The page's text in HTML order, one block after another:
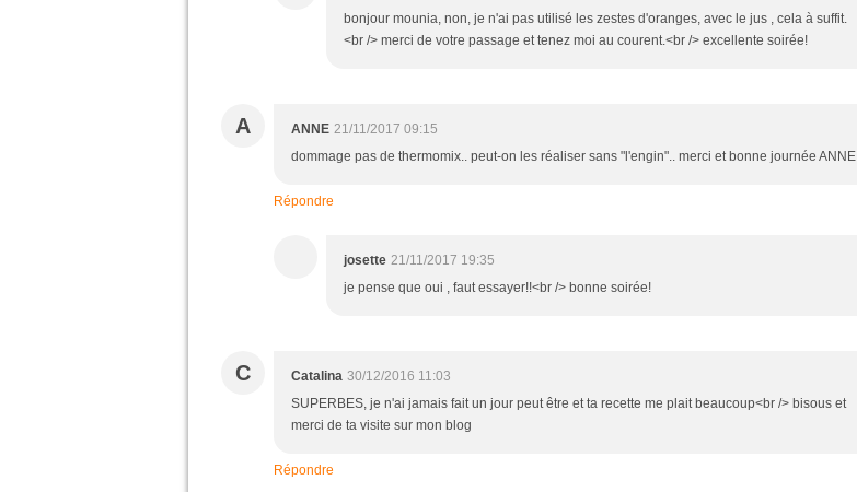
bonjour mounia, non, je n'ai pas utilisé les zestes d'oranges, avec le jus , cela à suffit.
<br /> merci de votre passage et tenez moi au courent.<br /> excellente soirée!
A ANNE 21/11/2017 09:15
dommage pas de thermomix.. peut-on les réaliser sans "l'engin".. merci et bonne journée ANNE
Répondre
josette 21/11/2017 19:35
je pense que oui , faut essayer!!<br /> bonne soirée!
C Catalina 30/12/2016 11:03
SUPERBES, je n'ai jamais fait un jour peut être et ta recette me plait beaucoup<br /> bisous et
merci de ta visite sur mon blog
Répondre